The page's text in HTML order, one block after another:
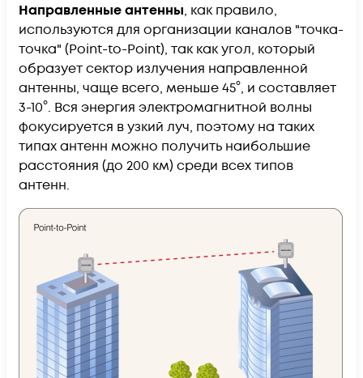
Направленные антенны, как правило,
используются для организации каналов "точка-
точка" (Point-to-Point), так как угол, который
образует сектор излучения направленной
антенны, чаще всего, меньше 45°, и составляет
3-10°. Вся энергия электромагнитной волны
фокусируется в узкий луч, поэтому на таких
типах антенн можно получить наибольшие
расстояния (до 200 км) среди всех типов
антенн.